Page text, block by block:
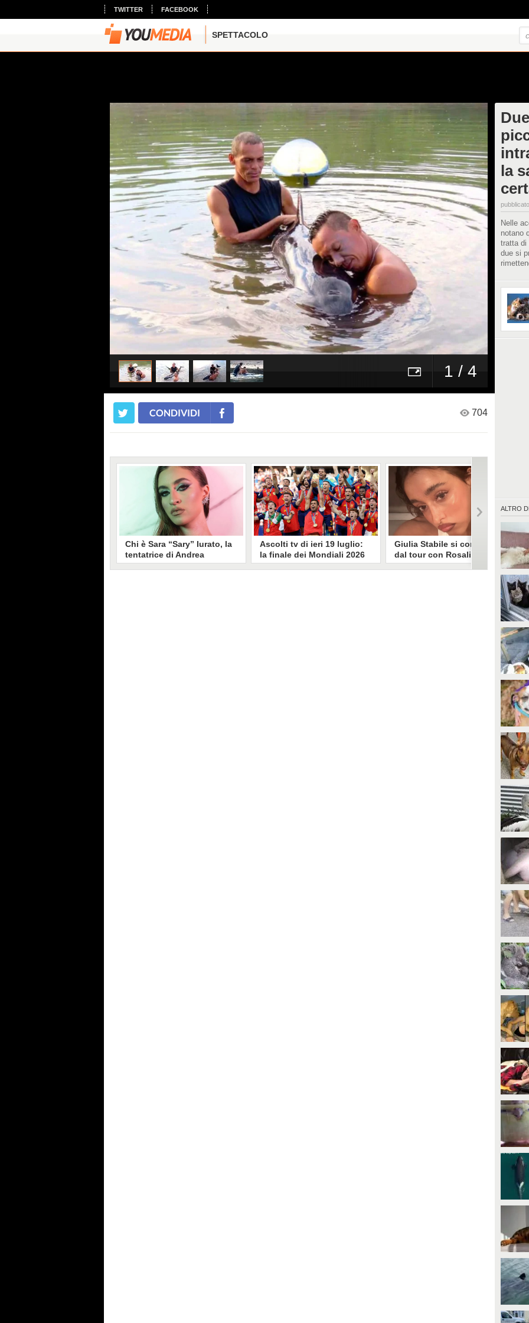
TWITTER FACEBOOK
SPETTACOLO
1 / 4
la
Nelle
notano
tratta di
due si
ALTRO DI
CONDIVIDI 704
Chi è Sara “Sary” Iurato, la
tentatrice di Andrea
Petraroli a Temptation
Ascolti tv di ieri 19 luglio:
la finale dei Mondiali 2026
Spagna-Argentina
Giulia Stabile si confessa
dal tour con Rosalia: "Non
sono stata bene, costretta
ballo di Rosalia, Giulia Stabile si è
lasciata andare a una confessione
altri. A volte è già dentro di noi".